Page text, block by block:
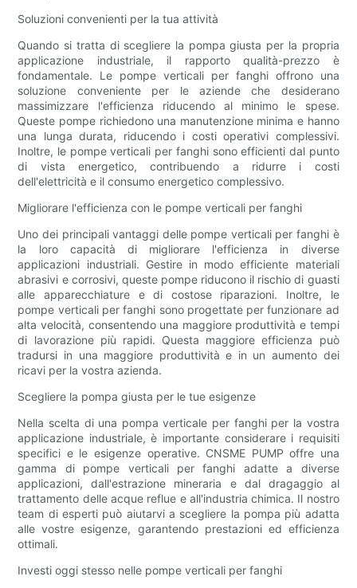
Soluzioni convenienti per la tua attività
Quando si tratta di scegliere la pompa giusta per la propria
applicazione industriale, il rapporto qualità-prezzo è
fondamentale. Le pompe verticali per fanghi offrono una
soluzione conveniente per le aziende che desiderano
massimizzare l'efficienza riducendo al minimo le spese.
Queste pompe richiedono una manutenzione minima e hanno
una lunga durata, riducendo i costi operativi complessivi.
Inoltre, le pompe verticali per fanghi sono efficienti dal punto
di vista energetico, contribuendo a ridurre i costi
dell'elettricità e il consumo energetico complessivo.
Migliorare l'efficienza con le pompe verticali per fanghi
Uno dei principali vantaggi delle pompe verticali per fanghi è
la loro capacità di migliorare l'efficienza in diverse
applicazioni industriali. Gestire in modo efficiente materiali
abrasivi e corrosivi, queste pompe riducono il rischio di guasti
alle apparecchiature e di costose riparazioni. Inoltre, le
pompe verticali per fanghi sono progettate per funzionare ad
alta velocità, consentendo una maggiore produttività e tempi
di lavorazione più rapidi. Questa maggiore efficienza può
tradursi in una maggiore produttività e in un aumento dei
ricavi per la vostra azienda.
Scegliere la pompa giusta per le tue esigenze
Nella scelta di una pompa verticale per fanghi per la vostra
applicazione industriale, è importante considerare i requisiti
specifici e le esigenze operative. CNSME PUMP offre una
gamma di pompe verticali per fanghi adatte a diverse
applicazioni, dall'estrazione mineraria e dal dragaggio al
trattamento delle acque reflue e all'industria chimica. Il nostro
team di esperti può aiutarvi a scegliere la pompa più adatta
alle vostre esigenze, garantendo prestazioni ed efficienza
ottimali.
Investi oggi stesso nelle pompe verticali per fanghi